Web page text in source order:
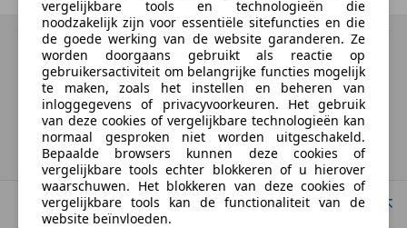
BTW verrekenbaar
Specificatie van de fabrikant voor nieuwe voertuigen. Afhankelijk van de
kilometerstand, het rijgedrag, de leeftijd van de batterij en het
laadgedrag, kan de radius van occasies aanzienlijk variëren.
Homepage
Naar boven
vergelijkbare tools en technologieën die
noodzakelijk zijn voor essentiële sitefuncties en die
de goede werking van de website garanderen. Ze
worden doorgaans gebruikt als reactie op
gebruikersactiviteit om belangrijke functies mogelijk
te maken, zoals het instellen en beheren van
inloggegevens of privacyvoorkeuren. Het gebruik
van deze cookies of vergelijkbare technologieën kan
normaal gesproken niet worden uitgeschakeld.
Bepaalde browsers kunnen deze cookies of
vergelijkbare tools echter blokkeren of u hierover
waarschuwen. Het blokkeren van deze cookies of
vergelijkbare tools kan de functionaliteit van de
website beïnvloeden.